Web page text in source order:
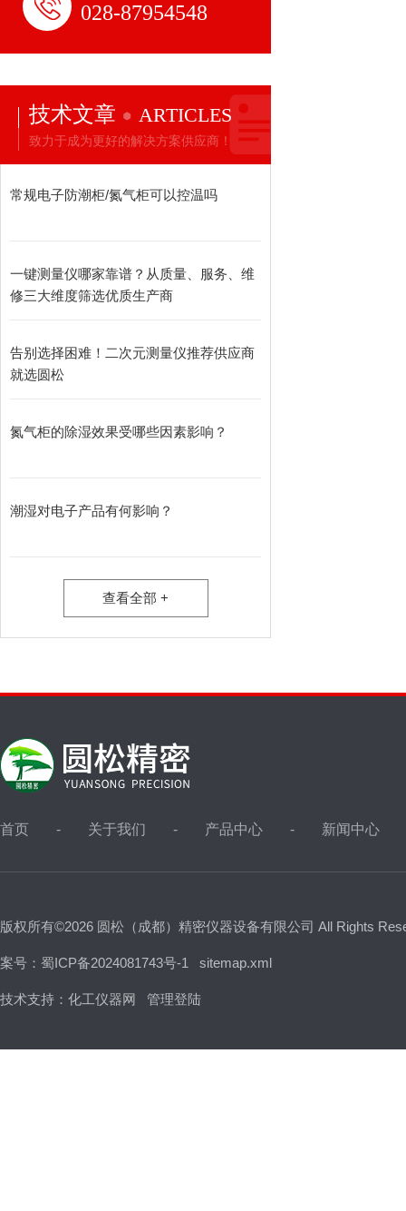
028-87954548
技术文章 ARTICLES
致力于成为更好的解决方案供应商！
常规电子防潮柜/氮气柜可以控温吗
一键测量仪哪家靠谱？从质量、服务、维
修三大维度筛选优质生产商
告别选择困难！二次元测量仪推荐供应商
就选圆松
氮气柜的除湿效果受哪些因素影响？
潮湿对电子产品有何影响？
查看全部 +
首页 关于我们 产品中心 新闻中心
版权所有©2026 圆松（成都）精密仪器设备有限公司 All Rights
案号：蜀ICP备2024081743号-1 sitemap.xml
技术支持： 化工仪器网 管理登陆